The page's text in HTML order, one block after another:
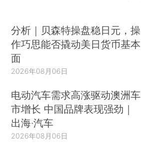
分析｜贝森特操盘稳日元，操
作巧思能否撬动美日货币基本
面
2026年08月06日
电动汽车需求高涨驱动澳洲车
市增长 中国品牌表现强劲｜
出海·汽车
2026年08月06日